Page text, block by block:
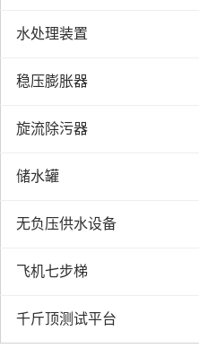
水处理装置
稳压膨胀器
旋流除污器
储水罐
无负压供水设备
飞机七步梯
千斤顶测试平台